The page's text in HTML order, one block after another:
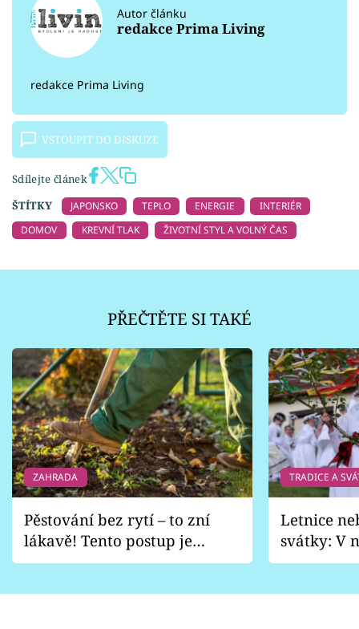
Autor článku
redakce Prima Living
redakce Prima Living
VSTOUPIT DO DISKUZE
Sdílejte článek
ŠTÍTKY
JAPONSKO TEPLO ENERGIE
INTERIÉR
DOMOV
KREVNÍ TLAK ŽIVOTNÍ STYL A VOLNÝ ČAS
PŘEČTĚTE SI TAKÉ
ZAHRADA
Pěstování bez rytí – to zní
lákavě! Tento postup je
vhodný jen pro některé
TRADICE A
Letnice
svátky: V
pondělí